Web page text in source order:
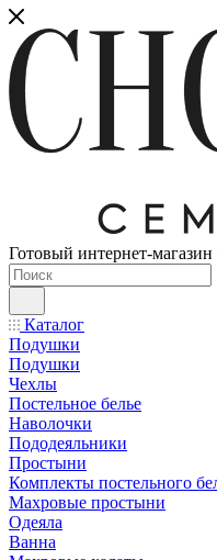
Готовый интернет-магазин
Каталог
Подушки
Подушки
Чехлы
Постельное белье
Наволочки
Пододеяльники
Простыни
Комплекты постельного
Махровые простыни
Одеяла
Ванна